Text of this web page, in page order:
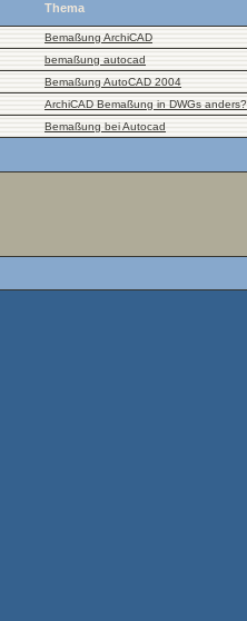
Thema
Bemaßung ArchiCAD
bemaßung autocad
Bemaßung AutoCAD 2004
ArchiCAD Bemaßung in DWGs anders?
Bemaßung bei Autocad